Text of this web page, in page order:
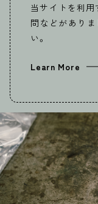
当サイトを利
問などがあり
い。
Learn More